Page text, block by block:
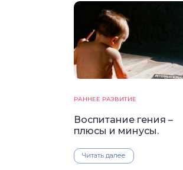
РАННЕЕ РАЗВИТИЕ
Воспитание гения –
плюсы и минусы.
Читать далее